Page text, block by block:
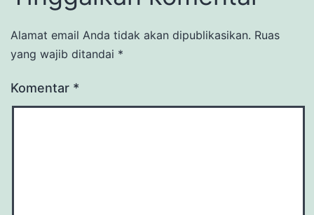
Alamat email Anda tidak akan dipublikasikan. Ruas
yang wajib ditandai *
Komentar *